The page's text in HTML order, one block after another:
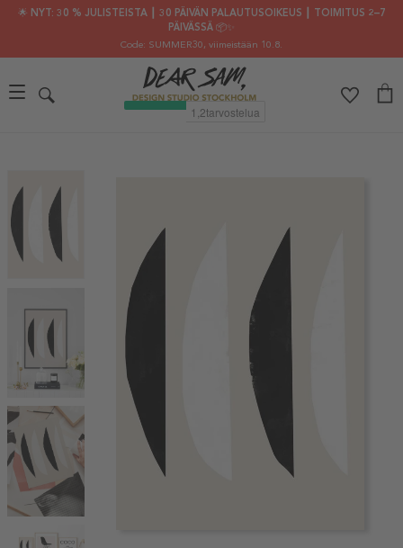
🌟 NYT: 30 % JULISTEISTA ┃ 30 PÄIVÄN PALAUTUSOIKEUS ┃ TOIMITUS 2–7
PÄIVÄSSÄ 📦✨
Code: SUMMER30, viimeistään 10.8.